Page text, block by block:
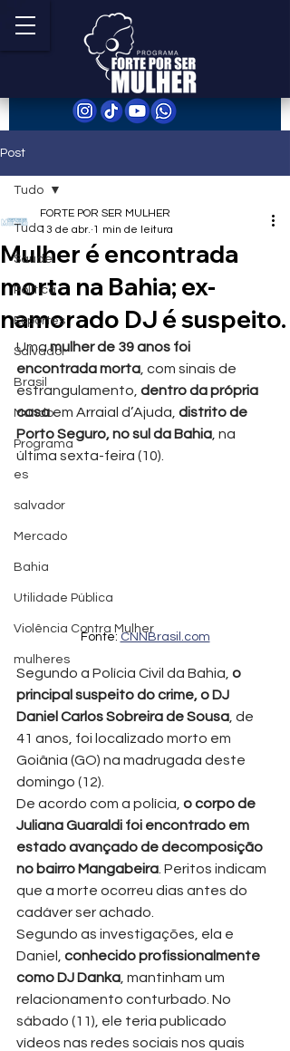
Post
Tudo
Saúde
Política
Esportes
Salvador
Brasil
Mundo
Programa
es
salvador
Mercado
Bahia
Utilidade Pública
Violência Contra Mulher
mulheres
Tudo
Mulher é encontrada
morta na Bahia; ex-
namorado DJ é suspeito.
FORTE POR SER MULHER
13 de abr. 1 min de leitura
Uma mulher de 39 anos foi
encontrada morta , com sinais de
estrangulamento, dentro da própria
casa em Arraial d’Ajuda, distrito de
Porto Seguro, no sul da Bahia , na
última sexta-feira (10).
Fonte: CNNBrasil.com
Segundo a Polícia Civil da Bahia, o
principal suspeito do crime, o DJ
Daniel Carlos Sobreira de Sousa , de
41 anos, foi localizado morto em
Goiânia (GO) na madrugada deste
domingo (12).
De acordo com a polícia, o corpo de
Juliana Guaraldi foi encontrado em
estado avançado de decomposição
no bairro Mangabeira . Peritos indicam
que a morte ocorreu dias antes do
cadáver ser achado.
Segundo as investigações, ela e
Daniel,
conhecido profissionalmente
como DJ Danka , mantinham um
relacionamento conturbado. No
sábado (11), ele teria publicado
vídeos nas redes sociais nos quais